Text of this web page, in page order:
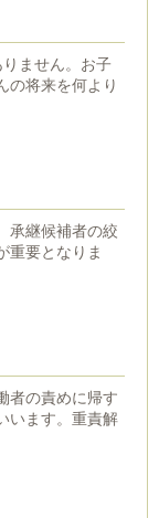
ません。お子
の将来を何より
承継候補者の絞
重要となりま
者の責めに帰す
います。重責解